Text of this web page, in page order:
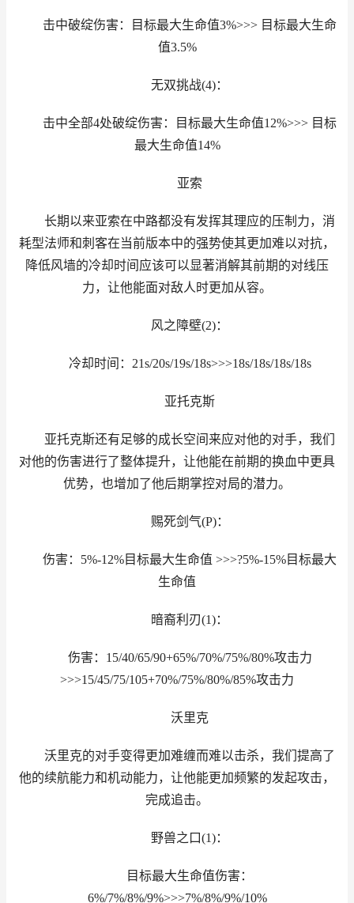
击中破绽伤害：目标最大生命值3%>>> 目标最大生命
值3.5%
无双挑战(4)：
击中全部4处破绽伤害：目标最大生命值12%>>> 目标
最大生命值14%
亚索
长期以来亚索在中路都没有发挥其理应的压制力，消
耗型法师和刺客在当前版本中的强势使其更加难以对抗，
降低风墙的冷却时间应该可以显著消解其前期的对线压
力，让他能面对敌人时更加从容。
风之障壁(2)：
冷却时间：21s/20s/19s/18s>>>18s/18s/18s/18s
亚托克斯
亚托克斯还有足够的成长空间来应对他的对手，我们
对他的伤害进行了整体提升，让他能在前期的换血中更具
优势，也增加了他后期掌控对局的潜力。
赐死剑气(P)：
伤害：5%-12%目标最大生命值 >>>?5%-15%目标最大
生命值
暗裔利刃(1)：
伤害：15/40/65/90+65%/70%/75%/80%攻击力
>>>15/45/75/105+70%/75%/80%/85%攻击力
沃里克
沃里克的对手变得更加难缠而难以击杀，我们提高了
他的续航能力和机动能力，让他能更加频繁的发起攻击，
完成追击。
野兽之口(1)：
目标最大生命值伤害：
6%/7%/8%/9%>>>7%/8%/9%/10%